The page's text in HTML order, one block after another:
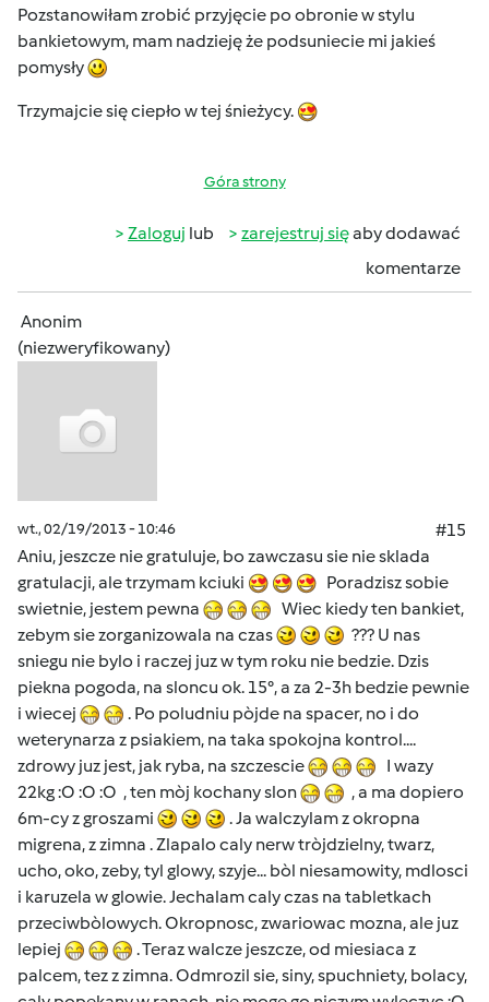
Pozstanowiłam zrobić przyjęcie po obronie w stylu
bankietowym, mam nadzieję że podsuniecie mi jakieś
pomysły
Trzymajcie się ciepło w tej śnieżycy.
Góra strony
Zaloguj lub zarejestruj sięaby dodawać
komentarze
Anonim
(niezweryfikowany)
wt., 02/19/2013 - 10:46
#15
Aniu, jeszcze nie gratuluje, bo zawczasu sie nie sklada
gratulacji, ale trzymam kciuki
Poradzisz sobie
swietnie, jestem pewna
Wiec kiedy ten bankiet,
zebym sie zorganizowala na czas
??? U nas
sniegu nie bylo i raczej juz w tym roku nie bedzie. Dzis
piekna pogoda, na sloncu ok. 15°, a za 2-3h bedzie pewnie
i wiecej
. Po poludniu pòjde na spacer, no i do
weterynarza z psiakiem, na taka spokojna kontrol....
zdrowy juz jest, jak ryba, na szczescie
I wazy
22kg :O :O :O , ten mòj kochany slon
, a ma dopiero
6m-cy z groszami
. Ja walczylam z okropna
migrena, z zimna . Zlapalo caly nerw tròjdzielny, twarz,
ucho, oko, zeby, tyl glowy, szyje... bòl niesamowity, mdlosci
i karuzela w glowie. Jechalam caly czas na tabletkach
przeciwbòlowych. Okropnosc, zwariowac mozna, ale juz
lepiej
. Teraz walcze jeszcze, od miesiaca z
palcem, tez z zimna. Odmrozil sie, siny, spuchniety, bolacy,